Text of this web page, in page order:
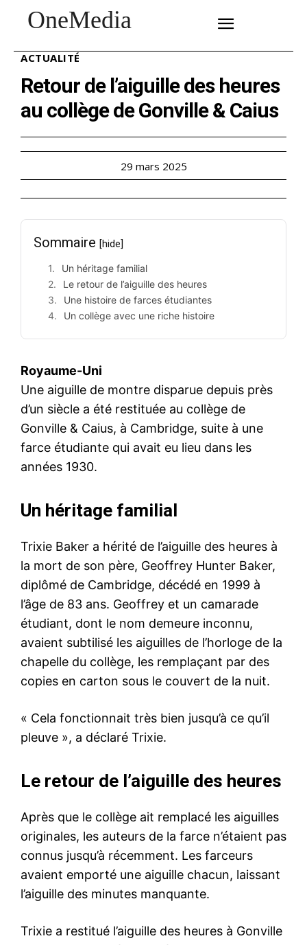
OneMedia
ACTUALITÉ
Retour de l’aiguille des heures
au collège de Gonville & Caius
29 mars 2025
Sommaire [hide]
Un héritage familial
Le retour de l’aiguille des heures
Une histoire de farces étudiantes
Un collège avec une riche histoire
Royaume-Uni
Une aiguille de montre disparue depuis près
d’un siècle a été restituée au collège de
Gonville & Caius, à Cambridge, suite à une
farce étudiante qui avait eu lieu dans les
années 1930.
Un héritage familial
Trixie Baker a hérité de l’aiguille des heures à
la mort de son père, Geoffrey Hunter Baker,
diplômé de Cambridge, décédé en 1999 à
l’âge de 83 ans. Geoffrey et un camarade
étudiant, dont le nom demeure inconnu,
avaient subtilisé les aiguilles de l’horloge de la
chapelle du collège, les remplaçant par des
copies en carton sous le couvert de la nuit.
« Cela fonctionnait très bien jusqu’à ce qu’il
pleuve », a déclaré Trixie.
Le retour de l’aiguille des heures
Après que le collège ait remplacé les aiguilles
originales, les auteurs de la farce n’étaient pas
connus jusqu’à récemment. Les farceurs
avaient emporté une aiguille chacun, laissant
l’aiguille des minutes manquante.
Trixie a restitué l’aiguille des heures à Gonville